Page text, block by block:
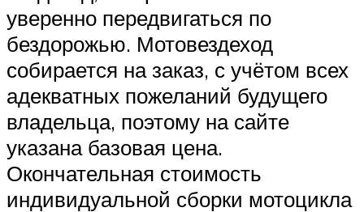
уверенно передвигаться по
бездорожью. Мотовездеход
собирается на заказ, с учётом всех
адекватных пожеланий будущего
владельца, поэтому на сайте
указана базовая цена.
Окончательная стоимость
индивидуальной сборки мотоцикла